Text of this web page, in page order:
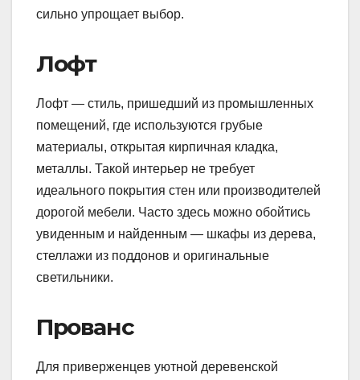
сильно упрощает выбор.
Лофт
Лофт — стиль, пришедший из промышленных
помещений, где используются грубые
материалы, открытая кирпичная кладка,
металлы. Такой интерьер не требует
идеального покрытия стен или производителей
дорогой мебели. Часто здесь можно обойтись
увиденным и найденным — шкафы из дерева,
стеллажи из поддонов и оригинальные
светильники.
Прованс
Для приверженцев уютной деревенской